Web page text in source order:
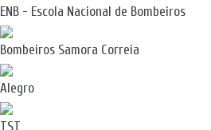
ENB - Escola Nacional de Bombeiros
Bombeiros Samora Correia
Alegro
TST